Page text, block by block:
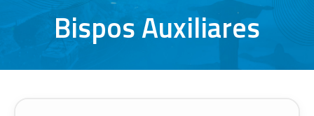
Bispos Auxiliares